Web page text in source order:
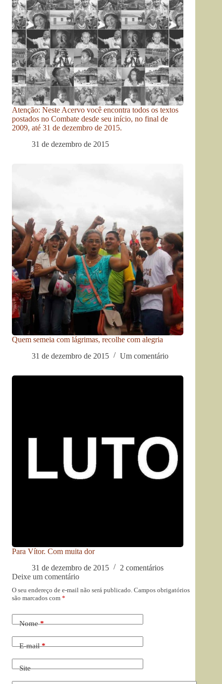
Atenção: Neste Acervo você encontra todos os textos
postados no Combate desde seu início, no final de
2009, até 31 de dezembro de 2015.
31 de dezembro de 2015
Quem semeia com lágrimas, recolhe com alegria
31 de dezembro de 2015
Um comentário
Para Vítor. Com muita dor
31 de dezembro de 2015
2 comentários
Deixe um comentário
O seu endereço de e-mail não será publicado. Campos obrigatórios
são marcados com *
Nome*
E-mail*
Site